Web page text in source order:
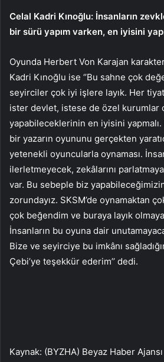
Celal Kadri Kınoğlu: İnsanların
bir sürü yapım varken, en iyisini
Oyunda Herbert Von Karajan
Kadri Kınoğlu ise ‘’Bu sahne çok
seyirciler çok iyi işlere layık. Her
ister devlet, istese de özel kurumlar
yapabileceklerinin en iyisini yapmalı.
bir yazarın oyununu gerçekten
yetenekli oyuncularla oynaması.
ilerletmeyecek, zekâlarını
var. Bu sebeple biz
zorundayız. SKSM’de oynamaktan
çok beğendim ve buraya layık olmaya
İnsanların bu oyuna dair
Bize ve seyirciye bu imkânı
Çebi’ye teşekkür ederim’’ dedi.
Kaynak: (BYZHA) Beyaz Haber Ajansı